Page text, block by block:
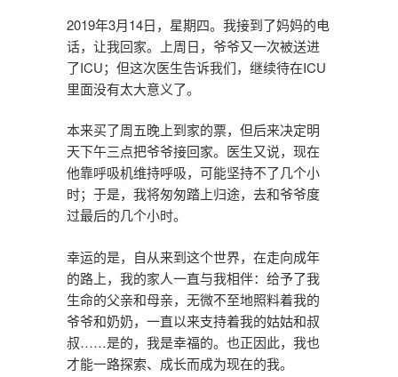
2019年3月14日，星期四。我接到了妈妈的电
话，让我回家。上周日，爷爷又一次被送进
了ICU；但这次医生告诉我们，继续待在ICU
里面没有太大意义了。
本来买了周五晚上到家的票，但后来决定明
天下午三点把爷爷接回家。医生又说，现在
他靠呼吸机维持呼吸，可能坚持不了几个小
时；于是，我将匆匆踏上归途，去和爷爷度
过最后的几个小时。
幸运的是，自从来到这个世界，在走向成年
的路上，我的家人一直与我相伴：给予了我
生命的父亲和母亲，无微不至地照料着我的
爷爷和奶奶，一直以来支持着我的姑姑和叔
叔……是的，我是幸福的。也正因此，我也
才能一路探索、成长而成为现在的我。